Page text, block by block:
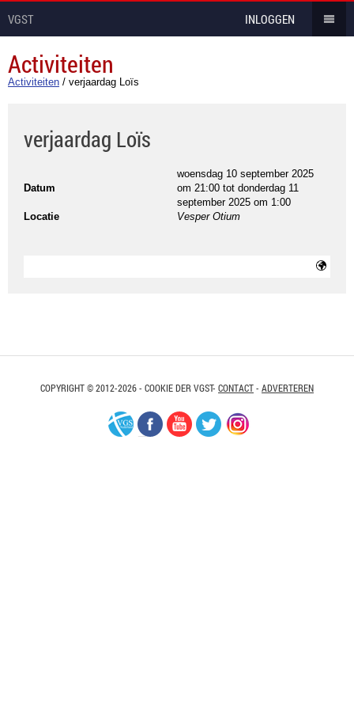
VGST INLOGGEN
Activiteiten
Activiteiten / verjaardag Loïs
verjaardag Loïs
Datum
woensdag 10 september 2025
om 21:00 tot donderdag 11
september 2025 om 1:00
Locatie
Vesper Otium
COPYRIGHT © 2012-2026 - COOKIE DER VGST- CONTACT- ADVERTEREN